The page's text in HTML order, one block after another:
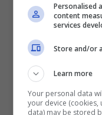
messo in
richiesto
marche e i lotti
Il Ministero
avvertimento
pistacchio
Personalised
content
services
Store and/or
Learn more
Your personal data
your device
data) may be stored